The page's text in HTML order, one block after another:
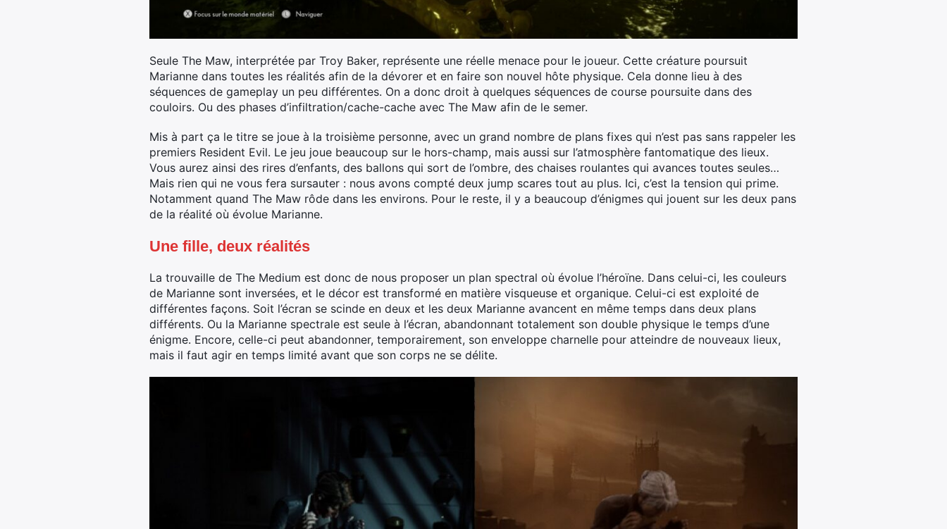
Seule The Maw, interprétée par Troy Baker, représente une réelle menace pour le joueur. Cette créature poursuit
Marianne dans toutes les réalités afin de la dévorer et en faire son nouvel hôte physique. Cela donne lieu à des
séquences de gameplay un peu différentes. On a donc droit à quelques séquences de course poursuite dans des
couloirs. Ou des phases d’infiltration/cache-cache avec The Maw afin de le semer.
Mis à part ça le titre se joue à la troisième personne, avec un grand nombre de plans fixes qui n’est pas sans rappeler les
premiers Resident Evil. Le jeu joue beaucoup sur le hors-champ, mais aussi sur l’atmosphère fantomatique des lieux.
Vous aurez ainsi des rires d’enfants, des ballons qui sort de l’ombre, des chaises roulantes qui avances toutes seules…
Mais rien qui ne vous fera sursauter : nous avons compté deux jump scares tout au plus. Ici, c’est la tension qui prime.
Notamment quand The Maw rôde dans les environs. Pour le reste, il y a beaucoup d’énigmes qui jouent sur les deux pans
de la réalité où évolue Marianne.
Une fille, deux réalités
La trouvaille de The Medium est donc de nous proposer un plan spectral où évolue l’héroïne. Dans celui-ci, les couleurs
de Marianne sont inversées, et le décor est transformé en matière visqueuse et organique. Celui-ci est exploité de
différentes façons. Soit l’écran se scinde en deux et les deux Marianne avancent en même temps dans deux plans
différents. Ou la Marianne spectrale est seule à l’écran, abandonnant totalement son double physique le temps d’une
énigme. Encore, celle-ci peut abandonner, temporairement, son enveloppe charnelle pour atteindre de nouveaux lieux,
mais il faut agir en temps limité avant que son corps ne se délite.